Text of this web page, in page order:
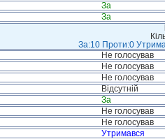
За
За
За:10 Проти:0
Не голосував
Не голосував
Не голосував
Відсутній
За
Не голосував
Не голосував
Утримався